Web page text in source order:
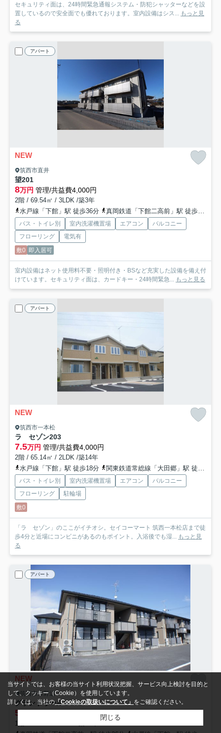
セキュリティ面は、24時間緊急通報システム・防犯シャッターなどを設
置しているので安全面でも優れております。室内設備はシス...
もっと見
る
アパート
NEW
筑西市直井
望201
8万円 管理/共益費4,000円
2階 / 69.54㎡ / 3LDK /築3年
水戸線「下館」駅 徒歩36分
真岡鉄道「下館二高前」駅 徒歩41分
バス・トイレ別 室内洗濯機置場 エアコン
バルコニー
フローリング
電気有
敷0 即入居可
室内設備はネット使用料不要・照明付き・BSなど充実した設備を備え付
けています。セキュリティ面は、カードキー・24時間緊急...
もっと見る
アパート
NEW
筑西市一本松
ラ セゾン203
7.5万円 管理/共益費4,000円
2階 / 65.14㎡ / 2LDK /築14年
水戸線「下館」駅 徒歩18分
関東鉄道常総線「大田郷」駅 徒歩34分
バス・トイレ別 室内洗濯機置場 エアコン
バルコニー
フローリング
駐輪場
敷0
「ラ セゾン」のここがイチオシ。セイコーマート 筑西一本松店まで徒
歩4分と近場にコンビニがあるのもポイント。入浴後でも湿... もっと見
る
アパート
NEW
筑西市市野辺
グランドゥールＢ102
5
1階 / 50.70㎡ / 2LDK /築23年
当サイトでは、お客様の当サイト利用状況把握、サービス向上検討を目的と
して、クッキー（Cookie）を使用しています。
詳しくは、当社の「Cookieの取扱いについて」 をご確認ください。
閉じる